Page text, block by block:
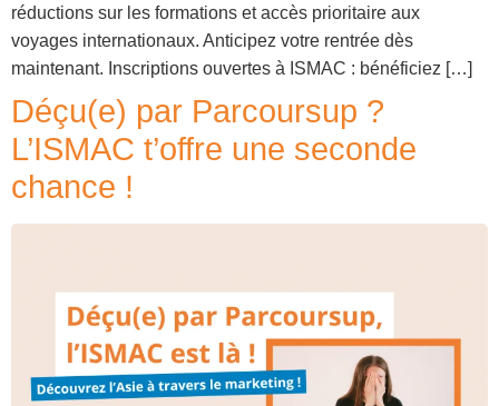
réductions sur les formations et accès prioritaire aux
voyages internationaux. Anticipez votre rentrée dès
maintenant. Inscriptions ouvertes à ISMAC : bénéficiez […]
Déçu(e) par Parcoursup ?
L’ISMAC t’offre une seconde
chance !